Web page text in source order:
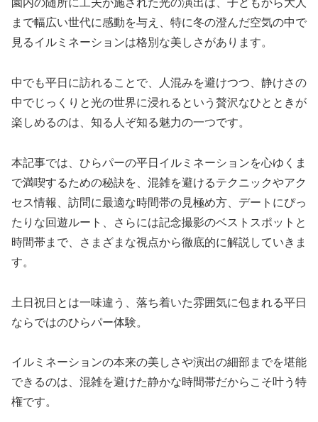
園内の随所に工夫が施された光の演出は、子どもから大人
まで幅広い世代に感動を与え、特に冬の澄んだ空気の中で
見るイルミネーションは格別な美しさがあります。
中でも平日に訪れることで、人混みを避けつつ、静けさの
中でじっくりと光の世界に浸れるという贅沢なひとときが
楽しめるのは、知る人ぞ知る魅力の一つです。
本記事では、ひらパーの平日イルミネーションを心ゆくま
で満喫するための秘訣を、混雑を避けるテクニックやアク
セス情報、訪問に最適な時間帯の見極め方、デートにぴっ
たりな回遊ルート、さらには記念撮影のベストスポットと
時間帯まで、さまざまな視点から徹底的に解説していきま
す。
土日祝日とは一味違う、落ち着いた雰囲気に包まれる平日
ならではのひらパー体験。
イルミネーションの本来の美しさや演出の細部までを堪能
できるのは、混雑を避けた静かな時間帯だからこそ叶う特
権です。